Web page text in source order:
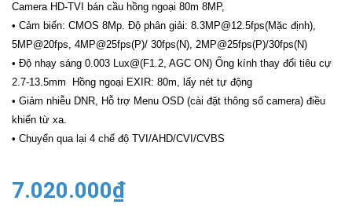
Camera HD-TVI bán cầu hồng ngoại 80m 8MP,
• Cảm biến: CMOS 8Mp. Độ phân giải: 8.3MP@12.5fps(Mặc định),
5MP@20fps, 4MP@25fps(P)/ 30fps(N), 2MP@25fps(P)/30fps(N)
• Độ nhạy sáng 0.003 Lux@(F1.2, AGC ON) Ống kính thay đổi tiêu cự
2.7-13.5mm Hồng ngoại EXIR: 80m, lấy nét tự động
• Giảm nhiễu DNR, Hỗ trợ Menu OSD (cài đặt thông số camera) điều
khiển từ xa.
• Chuyển qua lại 4 chế độ TVI/AHD/CVI/CVBS
7.020.000₫